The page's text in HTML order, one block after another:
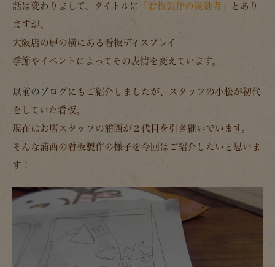
話は変わりまして、タイトルに 「看板製作の後継者」
とあり
ますが、
大阪店の扉の横にある看板ディスプレイ。
季節やイベントによってその表情を変えています。
以前のブログにもご紹介しましたが、スタッフの小松が初代
をしていた看板。
現在はお店スタッフの浦西が２代目を引き継いでいます。
そんな浦西の看板製作の様子を今回はご紹介したいと思いま
す！